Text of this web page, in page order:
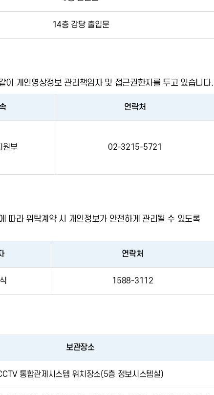
14층 강당 출입문
개인영상정보 관리책임자 및 접근권한자를 두고 있습니다.
연락처
원부
02-3215-5721
따라 위탁계약 시 개인정보가 안전하게 관리될 수 있도록
연락처
1588-3112
보관장소
통합관제시스템 위치장소(5층 정보시스템실)